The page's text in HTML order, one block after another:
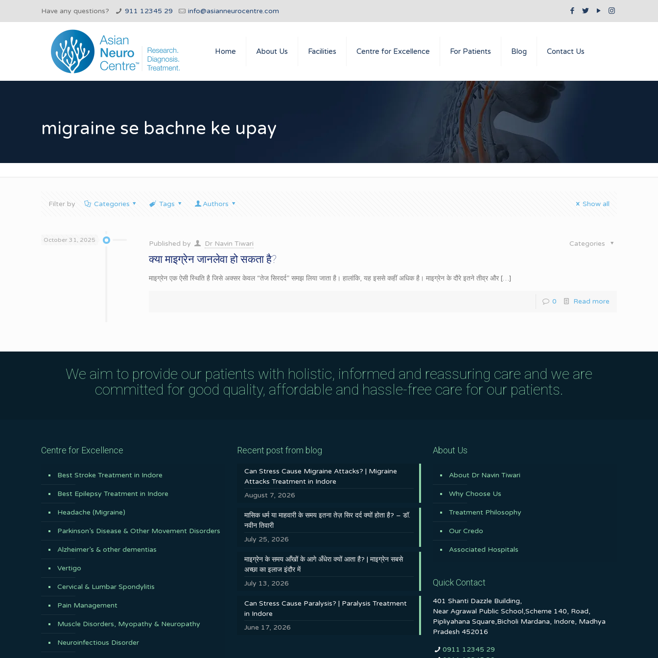
Have any questions? 911 12345 29 info@asianneurocentre.com
Home About Us Facilities Centre for Excellence For Patients Blog Contact Us
migraine se bachne ke upay
Filter by Categories Tags Authors Show all
October 31, 2025 Published by Dr Navin Tiwari Categories
क्या माइग्रेन जानलेवा हो सकता है?
माइग्रेन एक ऐसी स्थिति है जिसे अक्सर केवल “तेज सिरदर्द” समझ लिया जाता है। हालांकि, यह इससे कहीं अधिक है। माइग्रेन के दौरे इतने तीव्र और […]
0 Read more
We aim to provide our patients with holistic, informed and reassuring care and we are
committed for good quality, affordable and hassle-free care for our patients.
Centre for Excellence
Best Stroke Treatment in Indore
Best Epilepsy Treatment in Indore
Headache (Migraine)
Parkinson’s Disease & Other Movement Disorders
Alzheimer’s & other dementias
Vertigo
Cervical & Lumbar Spondylitis
Pain Management
Muscle Disorders, Myopathy & Neuropathy
Neuroinfectious Disorder
Recent post from blog
Can Stress Cause Migraine Attacks? | Migraine
Attacks Treatment in Indore
August 7, 2026
मासिक धर्म या माहवारी के समय इतना तेज़ सिर दर्द क्यों होता है? – डॉ.
नवीन तिवारी
July 25, 2026
माइग्रेन के समय आँखों के आगे अँधेरा क्यों आता है? | माइग्रेन सबसे
अच्छा का इलाज इंदौर में
July 13, 2026
Can Stress Cause Paralysis? | Paralysis Treatment
in Indore
June 17, 2026
About Us
About Dr Navin Tiwari
Why Choose Us
Treatment Philosophy
Our Credo
Associated Hospitals
Quick Contact
401 Shanti Dazzle Building,
Near Agrawal Public School,Scheme 140, Road,
Pipliyahana Square,Bicholi Mardana, Indore, Madhya
Pradesh 452016
0911 12345 29